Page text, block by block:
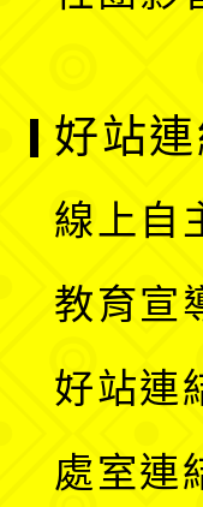
好站
線上自
教育宣
好站連
處室連